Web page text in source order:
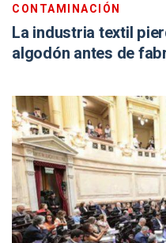
CONTAMINACIÓN
La industria textil
algodón antes de